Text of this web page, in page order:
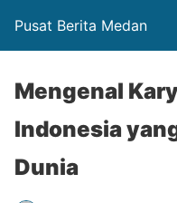
Pusat Berita Medan
Mengenal
Indonesia
Dunia